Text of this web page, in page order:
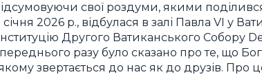
свої роздуми, якими поділився
2026 р., відбулася в залі Павла VI у
Другого Ватиканського Собору
разу було сказано про те, що Бог
звертається до нас як до друзів. Про